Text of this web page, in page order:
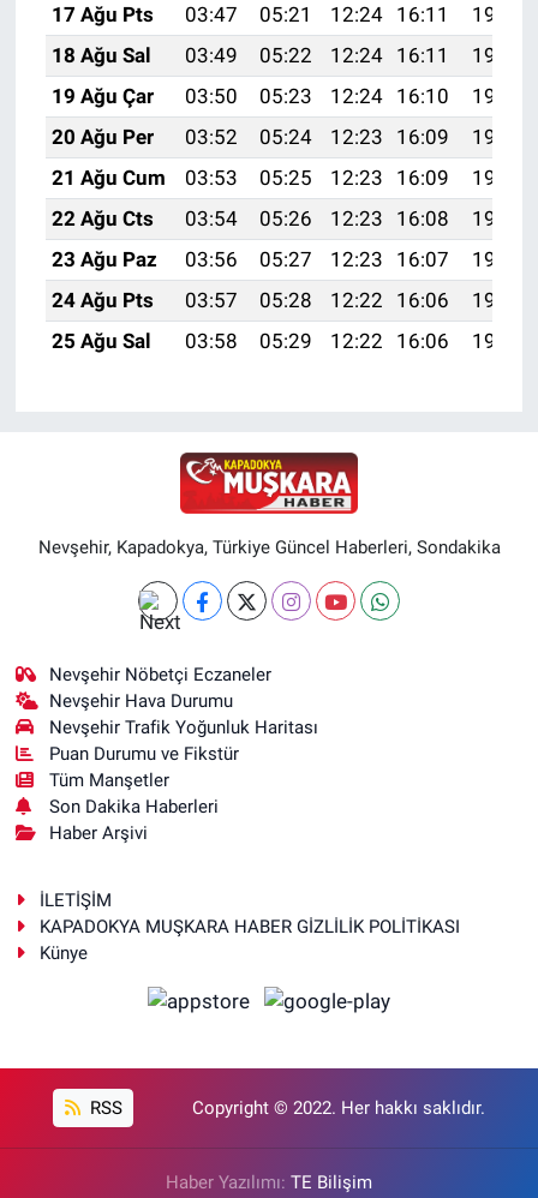
17 Ağu Pts
03:47 05:21 12:24 16:11
19:17
18 Ağu Sal
03:49 05:22 12:24 16:11
19:16
19 Ağu Çar
03:50 05:23 12:24 16:10
19:14
20 Ağu Per
03:52 05:24 12:23 16:09
19:13
21 Ağu Cum
03:53 05:25 12:23 16:09
19:11
22 Ağu Cts
03:54 05:26 12:23 16:08
19:10
23 Ağu Paz
03:56 05:27 12:23 16:07
19:08
24 Ağu Pts
03:57 05:28 12:22 16:06
19:07
25 Ağu Sal
03:58 05:29 12:22 16:06 19:05
Nevşehir, Kapadokya, Türkiye Güncel Haberleri, Sondakika
Nevşehir Nöbetçi Eczaneler
Nevşehir Hava Durumu
Nevşehir Trafik Yoğunluk Haritası
Puan Durumu ve Fikstür
Tüm Manşetler
Son Dakika Haberleri
Haber Arşivi
İLETİŞİM
KAPADOKYA MUŞKARA HABER GİZLİLİK POLİTİKASI
Künye
RSS Copyright © 2022. Her hakkı saklıdır.
Haber Yazılımı: TE Bilişim